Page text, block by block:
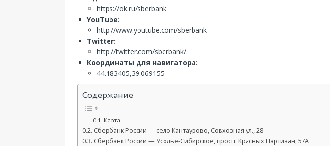
https://ok.ru/sberbank
YouTube:
http://www.youtube.com/sberbank
Twitter:
http://twitter.com/sberbank/
Координаты для навигатора:
44.183405,39.069155
Содержание
Карта:
Сбербанк России — село Кантаурово, Совхозная ул., 28
Сбербанк России — Усолье-Сибирское, просп. Красных Партизан, 57А